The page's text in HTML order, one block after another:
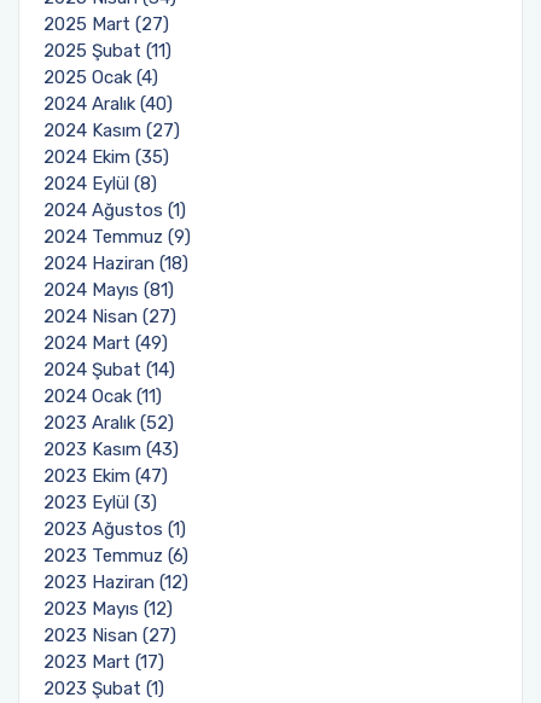
2025 Mart (27)
2025 Şubat (11)
2025 Ocak (4)
2024 Aralık (40)
2024 Kasım (27)
2024 Ekim (35)
2024 Eylül (8)
2024 Ağustos (1)
2024 Temmuz (9)
2024 Haziran (18)
2024 Mayıs (81)
2024 Nisan (27)
2024 Mart (49)
2024 Şubat (14)
2024 Ocak (11)
2023 Aralık (52)
2023 Kasım (43)
2023 Ekim (47)
2023 Eylül (3)
2023 Ağustos (1)
2023 Temmuz (6)
2023 Haziran (12)
2023 Mayıs (12)
2023 Nisan (27)
2023 Mart (17)
2023 Şubat (1)